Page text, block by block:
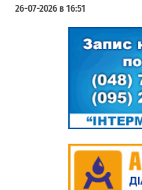
26-07-2026 в 16:51